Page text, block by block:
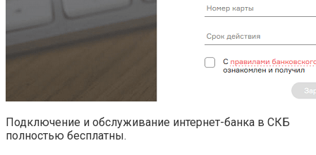
Подключение и обслуживание интернет-банка в СКБ
полностью бесплатны.